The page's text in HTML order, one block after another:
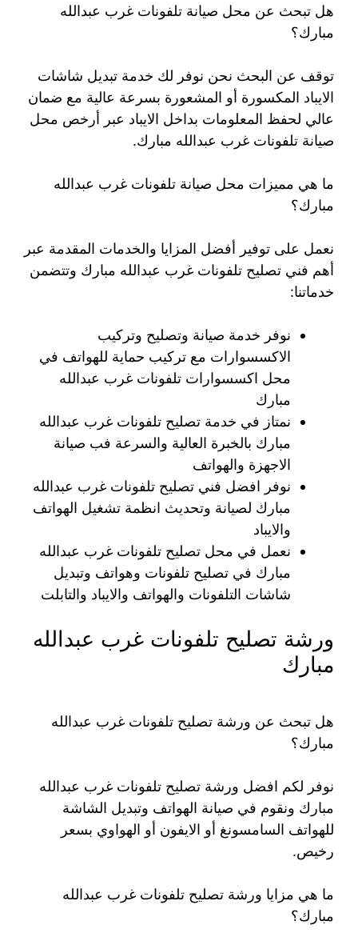
هل تبحث عن محل صيانة تلفونات غرب عبدالله
مبارك؟
توقف عن البحث نحن نوفر لك خدمة تبديل شاشات
الايباد المكسورة أو المشعورة بسرعة عالية مع ضمان
عالي لحفظ المعلومات بداخل الايباد عبر أرخص محل
صيانة تلفونات غرب عبدالله مبارك.
ما هي مميزات محل صيانة تلفونات غرب عبدالله
مبارك؟
نعمل على توفير أفضل المزايا والخدمات المقدمة عبر
أهم فني تصليح تلفونات غرب عبدالله مبارك وتتضمن
خدماتنا:
نوفر خدمة صيانة وتصليح وتركيب
الاكسسوارات مع تركيب حماية للهواتف في
محل اكسسوارات تلفونات غرب عبدالله
مبارك
نمتاز في خدمة تصليح تلفونات غرب عبدالله
مبارك بالخبرة العالية والسرعة فب صيانة
الاجهزة والهواتف
نوفر افضل فني تصليح تلفونات غرب عبدالله
مبارك لصيانة وتحديث انظمة تشغيل الهواتف
والايباد
نعمل في محل تصليح تلفونات غرب عبدالله
مبارك في تصليح تلفونات وهواتف وتبديل
شاشات التلفونات والهواتف والايباد والتابلت
ورشة تصليح تلفونات غرب عبدالله
مبارك
هل تبحث عن ورشة تصليح تلفونات غرب عبدالله
مبارك؟
نوفر لكم افضل ورشة تصليح تلفونات غرب عبدالله
مبارك ونقوم في صيانة الهواتف وتبديل الشاشة
للهواتف السامسونغ أو الايفون أو الهواوي بسعر
رخيص.
ما هي مزايا ورشة تصليح تلفونات غرب عبدالله
مبارك؟